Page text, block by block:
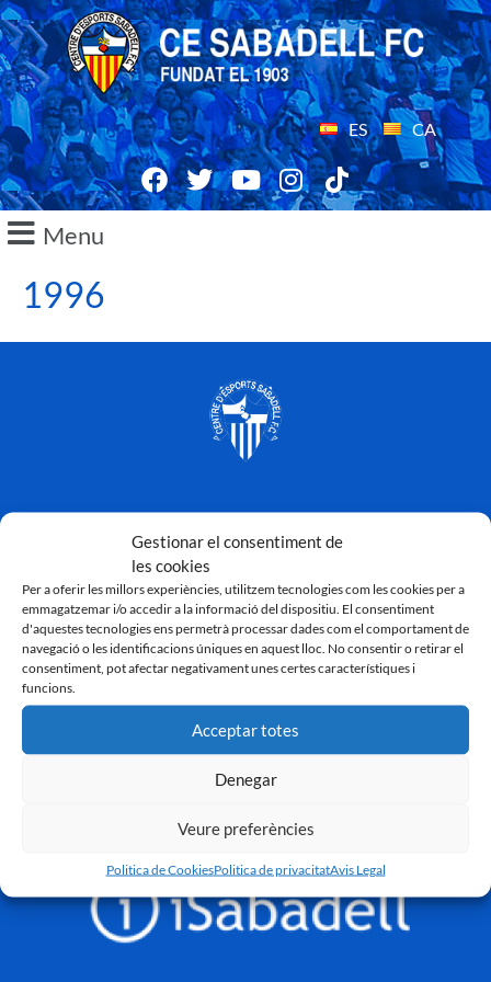
Gestionar el consentiment de
les cookies
Per a oferir les millors experiències, utilitzem tecnologies com les cookies per a
emmagatzemar i/o accedir a la informació del dispositiu. El consentiment
d'aquestes tecnologies ens permetrà processar dades com el comportament de
navegació o les identificacions úniques en aquest lloc. No consentir o retirar el
consentiment, pot afectar negativament unes certes característiques i
funcions.
Acceptar totes
Denegar
Veure preferències
Politica de CookiesPolitica de privacitatAvis Legal
ES CA
Menu
1996